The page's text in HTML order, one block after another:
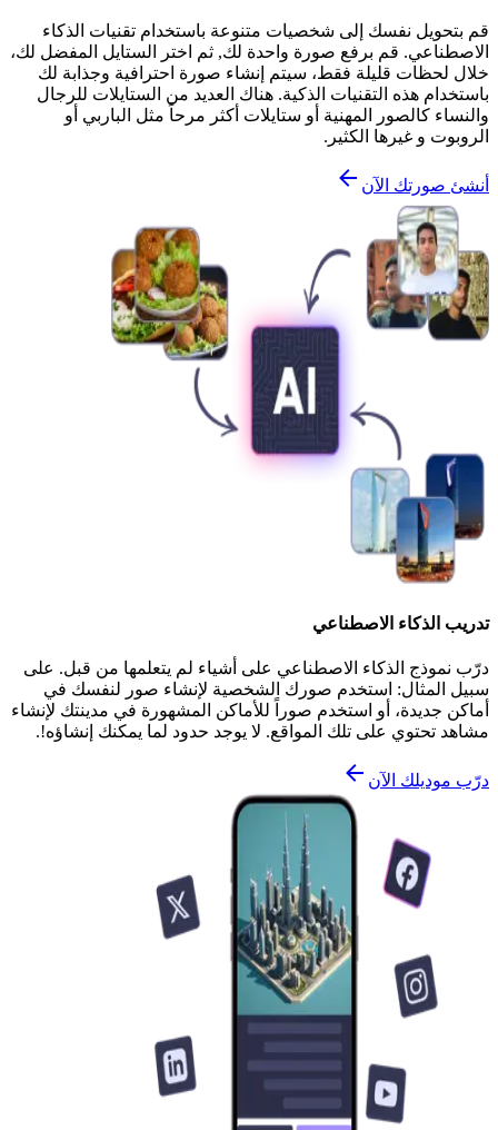
قم بتحويل نفسك إلى شخصيات متنوعة باستخدام تقنيات الذكاء
الاصطناعي. قم برفع صورة واحدة لك, ثم اختر الستايل المفضل لك،
خلال لحظات قليلة فقط، سيتم إنشاء صورة احترافية وجذابة لك
باستخدام هذه التقنيات الذكية. هناك العديد من الستايلات للرجال
والنساء كالصور المهنية أو ستايلات أكثر مرحاً مثل الباربي أو
الروبوت و غيرها الكثير.
أنشئ صورتك الآن
تدريب الذكاء الاصطناعي
درّب نموذج الذكاء الاصطناعي على أشياء لم يتعلمها من قبل. على
سبيل المثال: استخدم صورك الشخصية لإنشاء صور لنفسك في
أماكن جديدة، أو استخدم صوراً للأماكن المشهورة في مدينتك لإنشاء
مشاهد تحتوي على تلك المواقع. لا يوجد حدود لما يمكنك إنشاؤه!.
درّب موديلك الآن